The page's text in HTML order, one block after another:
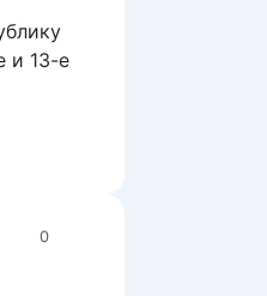
и 13-е
0